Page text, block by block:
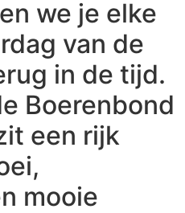
we je elke
van de
in de tijd.
Boerenbond
een rijk
mooie